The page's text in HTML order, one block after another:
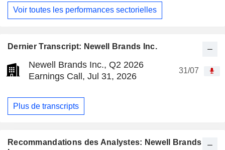
Dernier Transcript: Newell Brands Inc.
Newell Brands Inc., Q2 2026
Earnings Call, Jul 31, 2026
31/07
Plus de transcripts
Recommandations des Analystes: Newell Brands
Voir toutes les performances sectorielles